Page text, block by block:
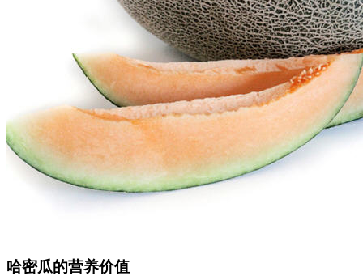
哈密瓜的营养价值